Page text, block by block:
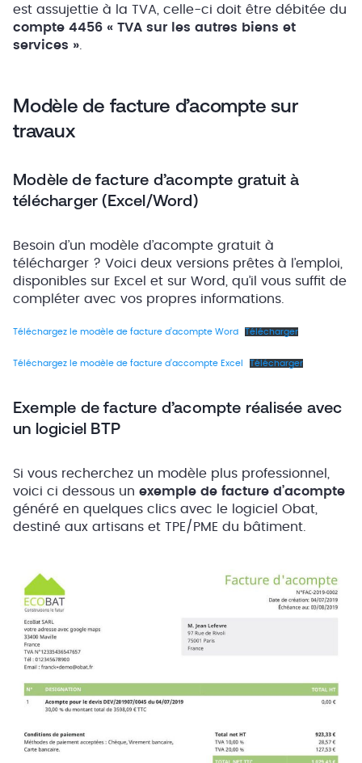
est assujettie à la TVA, celle-ci doit être débitée du
compte 4456 « TVA sur les autres biens et
services ».
Modèle de facture d’acompte sur
travaux
Modèle de facture d’acompte gratuit à
télécharger (Excel/Word)
Besoin d’un modèle d’acompte gratuit à
télécharger ? Voici deux versions prêtes à l’emploi,
disponibles sur Excel et sur Word, qu’il vous suffit de
compléter avec vos propres informations.
Téléchargez le modèle de facture d’acompte Word Télécharger
Téléchargez le modèle de facture d’accompte Excel Télécharger
Exemple de facture d’acompte réalisée avec
un logiciel BTP
Si vous recherchez un modèle plus professionnel,
voici ci dessous un exemple de facture d’acompte
généré en quelques clics avec le logiciel Obat,
destiné aux artisans et TPE/PME du bâtiment.